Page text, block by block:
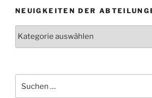
NEUIGKEITEN DER
nach: